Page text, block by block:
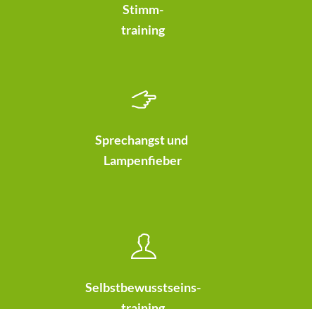
Stimm-
training
Sprechangst und
Lampenfieber
Selbstbewusstseins-